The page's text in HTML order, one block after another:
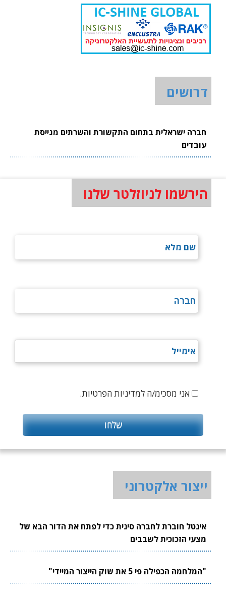
דרושים
חברה ישראלית בתחום התקשורת והשרתים מגייסת
עובדים
הירשמו לניוזלטר שלנו
אני מסכימ/ה למדיניות הפרטיות.
ייצור אלקטרוני
אינטל חוברת לחברה סינית כדי לפתח את הדור הבא של
מצעי הזכוכית לשבבים
"המלחמה הכפילה פי 5 את שוק הייצור המיידי"